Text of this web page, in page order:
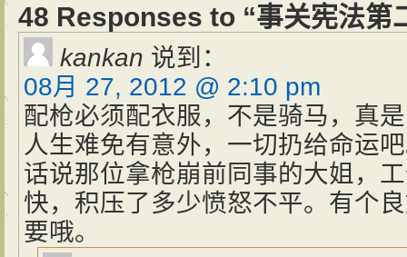
48 Responses to “事关宪法第
kankan 说到：
08月 27, 2012 @ 2:10 pm
配枪必须配衣服，不是骑马，真
人生难免有意外，一切扔给命运
话说那位拿枪崩前同事的大姐，
快，积压了多少愤怒不平。有个
要哦。